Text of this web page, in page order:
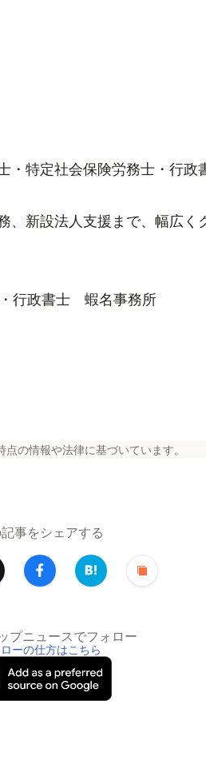
特定社会保険労務士・行政
、新設法人支援まで、幅広く
行政書士 蝦名事務所
の情報や法律に基づいています。
事をシェアする
プニュースでフォロー
ーの仕方はこちら